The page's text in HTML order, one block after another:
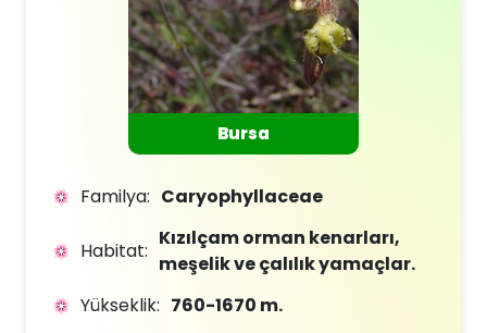
Bursa
Familya: Caryophyllaceae
Habitat:
Kızılçam orman kenarları,
meşelik ve çalılık yamaçlar.
Yükseklik: 760-1670 m.